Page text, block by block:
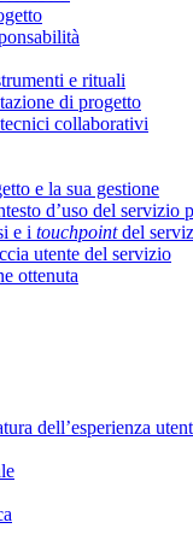
e rituali
di progetto
collaborativi
e la sua gestione
d’uso del servizio
e i touchpointdel
utente del servizio
ottenuta
dell’esperienza